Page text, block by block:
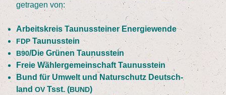
getra­gen von:
Arbeits­kreis Tau­nus­stei­ner Energiewende
FDPTau­nus­stein
B90/​Die Grü­nen Taunusstein
Freie Wäh­ler­ge­mein­schaft Taunusstein
Bund für Umwelt und Natur­schutz Deutsch­
landOV Tsst. (BUND)